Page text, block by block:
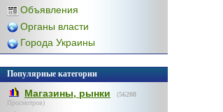
Объявления
Органы власти
Города Украины
Популярные категории
Магазины, рынки (56208
Просмотров)